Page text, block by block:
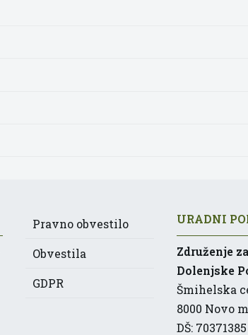
Pravno obvestilo
Obvestila
GDPR
URADNI
Združenje
Dolenjske
Šmihelska
8000 Novo
DŠ: 70371385